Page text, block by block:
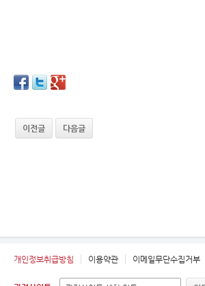
이전글 다음글
개인정보취급방침 이용약관 이메일무단수집거부